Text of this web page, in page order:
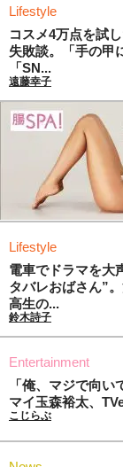
Lifestyle
コスメ4万点を試
失敗談。「手の甲
「SN...
遠藤幸子
Lifestyle
電車でドラマを大
タバレおばさん”
高生の...
鈴木詩子
Entertainment
「俺、マジで向い
マイ玉森裕太、
こじらぶ